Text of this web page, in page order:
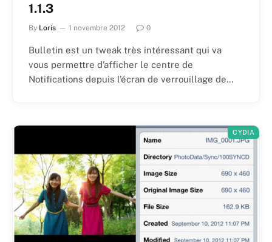
1.1.3
By Loris 1 novembre 2012 0
Bulletin est un tweak très intéressant qui va
vous permettre d’afficher le centre de
Notifications depuis l’écran de verrouillage de…
CYDIA